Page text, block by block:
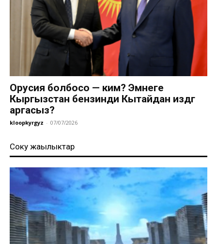
Орусия болбосо — ким? Эмнеге
Кыргызстан бензинди Кытайдан издөөгө
аргасыз?
kloopkyrgyz - 07/07/2026
Соңку жаңылыктар